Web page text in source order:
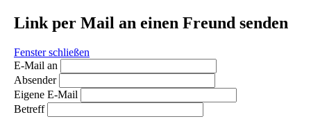
Link per Mail an einen Freund senden
Fenster schließen
E-Mail an
Absender
Eigene E-Mail
Betreff